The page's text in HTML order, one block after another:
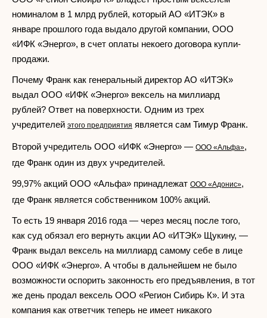
номиналом в 1 млрд рублей, который АО «ИТЭК» в
январе прошлого года выдало другой компании, ООО
«ИФК «Энерго», в счет оплаты некоего договора купли-
продажи.
Почему Франк как генеральный директор АО «ИТЭК»
выдал ООО «ИФК «Энерго» вексель на миллиард
рублей? Ответ на поверхности. Одним из трех
учредителей этого предприятия является сам Тимур Франк.
Второй учредитель ООО «ИФК «Энерго» — ООО «Альфа»,
где Франк один из двух учредителей.
99,97% акций ООО «Альфа» принадлежат ООО «Адонис»,
где Франк является собственником 100% акций.
То есть 19 января 2016 года — через месяц после того,
как суд обязал его вернуть акции АО «ИТЭК» Щукину, —
Франк выдал вексель на миллиард самому себе в лице
ООО «ИФК «Энерго». А чтобы в дальнейшем не было
возможности оспорить законность его предъявления, в тот
же день продал вексель ООО «Регион Сибирь К». И эта
компания как ответчик теперь не имеет никакого